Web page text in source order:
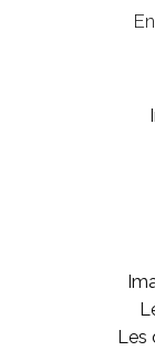
Les